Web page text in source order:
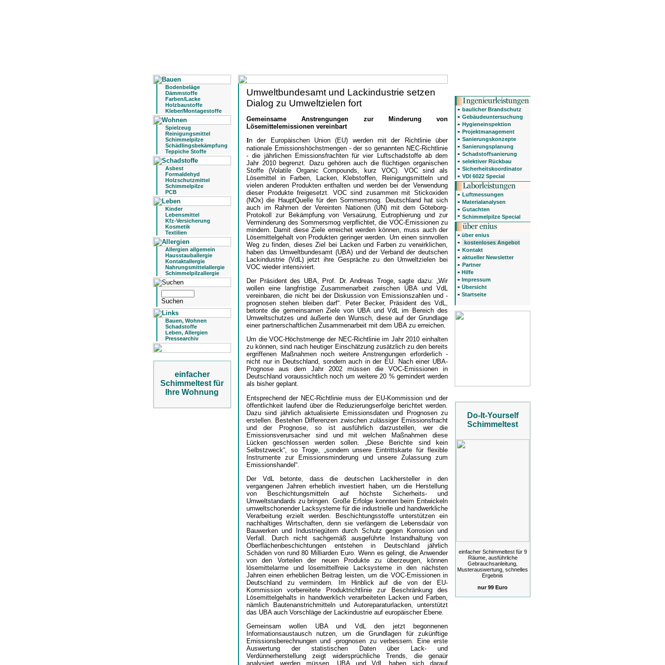
Bodenbeläge
Dämmstoffe
Farben/Lacke
Holzbaustoffe
Kleber/Montagestoffe
Spielzeug
Reinigungsmittel
Schimmelpilze
Schädlingsbekämpfung
Teppiche Stoffe
Asbest
Formaldehyd
Holzschutzmittel
Schimmelpilze
PCB
Kinder
Lebensmittel
Kfz-Versicherung
Kosmetik
Textilien
Allergien allgemein
Hausstauballergie
Kontaktallergie
Nahrungsmittelallergie
Schimmelpilzallergie
Bauen, Wohnen
Schadstoffe
Leben, Allergien
Pressearchiv
einfacher
Schimmeltest für
Ihre Wohnung
Umweltbundesamt und Lackindustrie setzen
Dialog zu Umweltzielen fort
Gemeinsame Anstrengungen zur Minderung von
Lösemittelemissionen vereinbart
In der Europäischen Union (EU) werden mit der Richtlinie über
nationale Emissionshöchstmengen - der so genannten NEC-Richtlinie
- die jährlichen Emissionsfrachten für vier Luftschadstoffe ab dem
Jahr 2010 begrenzt. Dazu gehören auch die flüchtigen organischen
Stoffe (Volatile Organic Compounds, kurz VOC). VOC sind als
Lösemittel in Farben, Lacken, Klebstoffen, Reinigungsmitteln und
vielen anderen Produkten enthalten und werden bei der Verwendung
dieser Produkte freigesetzt. VOC sind zusammen mit Stickoxiden
(NOx) die HauptQuelle für den Sommersmog. Deutschland hat sich
auch im Rahmen der Vereinten Nationen (UN) mit dem Göteborg-
Protokoll zur Bekämpfung von Versaürung, Eutrophierung und zur
Verminderung des Sommersmog verpflichtet, die VOC-Emissionen zu
mindern. Damit diese Ziele erreichet werden können, muss auch der
Lösemittelgehalt von Produkten geringer werden. Um einen sinnvollen
Weg zu finden, dieses Ziel bei Lacken und Farben zu verwirklichen,
haben das Umweltbundesamt (UBA) und der Verband der deutschen
Lackindustrie (VdL) jetzt ihre Gespräche zu den Umweltzielen bei
VOC wieder intensiviert.
Der Präsident des UBA, Prof. Dr. Andreas Troge, sagte dazu: „Wir
wollen eine langfristige Zusammenarbeit zwischen UBA und VdL
vereinbaren, die nicht bei der Diskussion von Emissionszahlen und -
prognosen stehen bleiben darf“. Peter Becker, Präsident des VdL,
betonte die gemeinsamen Ziele von UBA und VdL im Bereich des
Umweltschutzes und äußerte den Wunsch, diese auf der Grundlage
einer partnerschaftlichen Zusammenarbeit mit dem UBA zu erreichen.
Um die VOC-Höchstmenge der NEC-Richtlinie im Jahr 2010 einhalten
zu können, sind nach heutiger Einschätzung zusätzlich zu den bereits
ergriffenen Maßnahmen noch weitere Anstrengungen erforderlich -
nicht nur in Deutschland, sondern auch in der EU. Nach einer UBA-
Prognose aus dem Jahr 2002 müssen die VOC-Emissionen in
Deutschland voraussichtlich noch um weitere 20 % gemindert werden
als bisher geplant.
Entsprechend der NEC-Richtlinie muss der EU-Kommission und der
öffentlichkeit laufend über die Reduzierungserfolge berichtet werden.
Dazu sind jährlich aktualisierte Emissionsdaten und Prognosen zu
erstellen. Bestehen Differenzen zwischen zulässiger Emissionsfracht
und der Prognose, so ist ausführlich darzustellen, wer die
Emissionsverursacher sind und mit welchen Maßnahmen diese
Lücken geschlossen werden sollen. „Diese Berichte sind kein
Selbstzweck“, so Troge, „sondern unsere Eintrittskarte für flexible
Instrumente zur Emissionsminderung und unsere Zulassung zum
Emissionshandel“.
Der VdL betonte, dass die deutschen Lackhersteller in den
vergangenen Jahren erheblich investiert haben, um die Herstellung
von Beschichtungsmitteln auf höchste Sicherheits- und
Umweltstandards zu bringen. Große Erfolge konnten beim Entwickeln
umweltschonender Lacksysteme für die industrielle und handwerkliche
Verarbeitung erzielt werden. Beschichtungsstoffe unterstützen ein
nachhaltiges Wirtschaften, denn sie verlängern die Lebensdaür von
Bauwerken und Industriegütern durch Schutz gegen Korrosion und
Verfall. Durch nicht sachgemäß ausgeführte Instandhaltung von
Oberflächenbeschichtungen entstehen in Deutschland jährlich
Schäden von rund 80 Milliarden Euro. Wenn es gelingt, die Anwender
von den Vorteilen der neuen Produkte zu überzeugen, können
lösemittelarme und lösemittelfreie Lacksysteme in den nächsten
Jahren einen erheblichen Beitrag leisten, um die VOC-Emissionen in
Deutschland zu vermindern. Im Hinblick auf die von der EU-
Kommission vorbereitete Produktrichtlinie zur Beschränkung des
Lösemittelgehalts in handwerklich verarbeiteten Lacken und Farben,
nämlich Bautenanstrichmitteln und Autoreparaturlacken, unterstützt
das UBA auch Vorschläge der Lackindustrie auf europäischer Ebene.
Gemeinsam wollen UBA und VdL den jetzt begonnenen
Informationsaustausch nutzen, um die Grundlagen für zukünftige
Emissionsberechnungen und -prognosen zu verbessern. Eine erste
Auswertung der statistischen Daten über Lack- und
Verdünnerherstellung zeigt widersprüchliche Trends, die genaür
analysiert werden müssen. UBA und VdL haben sich darauf
baulicher Brandschutz
Gebäudeuntersuchung
Hygieneinspektion
Projektmanagement
Sanierungskonzepte
Sanierungsplanung
Schadstoffsanierung
selektiver Rückbau
Sicherheitskoordinator
VDI 6022 Special
Luftmessungen
Materialanalysen
Gutachten
Schimmelpilze Special
über enius
kostenloses Angebot
Kontakt
aktueller Newsletter
Partner
Hilfe
Impressum
Übersicht
Startseite
Do-It-Yourself
Schimmeltest
einfacher Schimmeltest für 9
Räume, ausführliche
Gebrauchsanleitung,
Musterauswertung, schnelles
Ergebnis
nur 99 Euro